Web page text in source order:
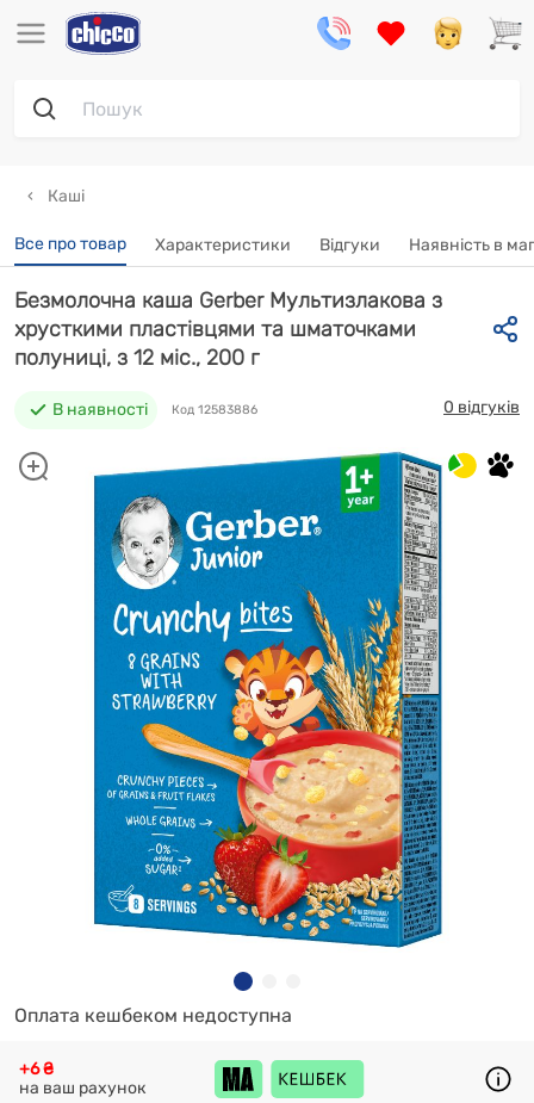
Каші
Все про товар Характеристики Відгуки Наявність в
Безмолочна каша Gerber Мультизлакова з
хрусткими пластівцями та шматочками
полуниці, з 12 міс., 200 г
В наявності Код 12583886 0 відгуків
Оплата кешбеком недоступна
+6 ₴
на ваш рахунок